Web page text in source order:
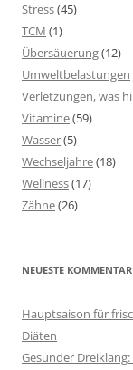
Stress(45)
TCM (1)
Übersäuerung(12)
Umweltbelastungen
Verletzungen, was
Vitamine(59)
Wasser(5)
Wechseljahre(18)
Wellness(17)
Zähne(26)
NEUESTE
Hauptsaison für
Diäten
Gesunder